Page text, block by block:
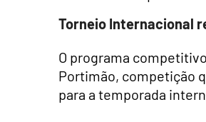
Torneio Internacional
O programa
Portimão, competição
para a temporada